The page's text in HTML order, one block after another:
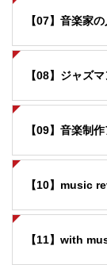
【07】音楽家
【08】ジャズ
【09】音楽制
【10】music
【11】with